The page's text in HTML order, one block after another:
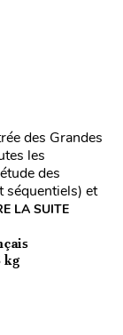
des Grandes
les
des
séquentiels) et
LA SUITE
kg